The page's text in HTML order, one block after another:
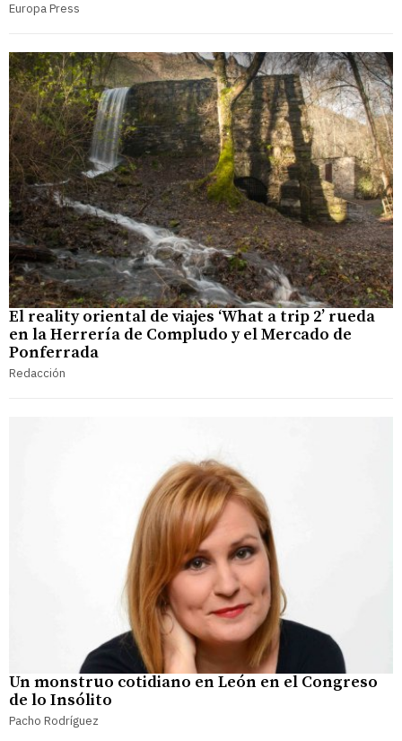
Europa Press
El reality oriental de viajes ‘What a trip 2’ rueda
en la Herrería de Compludo y el Mercado de
Ponferrada
Redacción
Un monstruo cotidiano en León en el Congreso
de lo Insólito
Pacho Rodríguez